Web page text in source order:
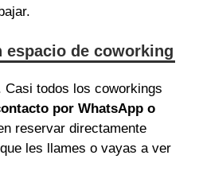
espacio de coworking
Casi todos los coworkings
por WhatsApp o
reservar directamente
les llames o vayas a ver